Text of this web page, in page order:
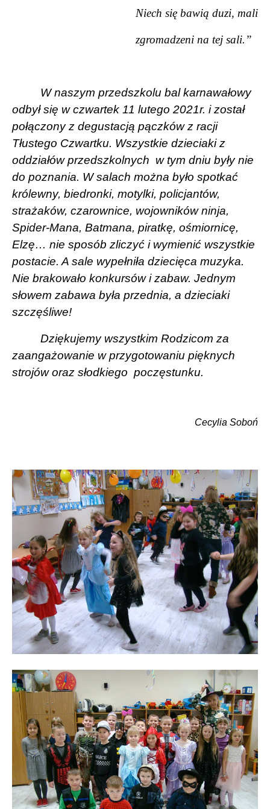
Niech się bawią duzi, mali
zgromadzeni na tej sali.”
W naszym przedszkolu bal karnawałowy
odbył się w czwartek 11 lutego 2021r. i został
połączony z degustacją pączków z racji
Tłustego Czwartku. Wszystkie dzieciaki z
oddziałów przedszkolnych w tym dniu były nie
do poznania. W salach można było spotkać
królewny, biedronki, motylki, policjantów,
strażaków, czarownice, wojowników ninja,
Spider-Mana, Batmana, piratkę, ośmiornicę,
Elzę… nie sposób zliczyć i wymienić wszystkie
postacie. A sale wypełniła dziecięca muzyka.
Nie brakowało konkursów i zabaw. Jednym
słowem zabawa była przednia, a dzieciaki
szczęśliwe!
Dziękujemy wszystkim Rodzicom za
zaangażowanie w przygotowaniu pięknych
strojów oraz słodkiego poczęstunku.
Cecylia Soboń